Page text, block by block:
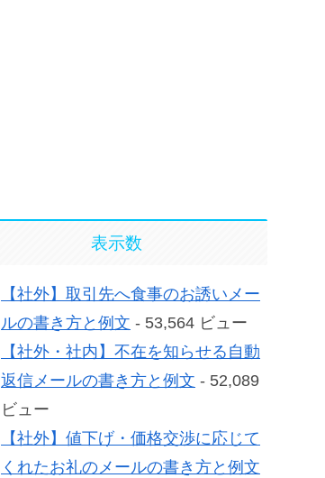
表示数
【社外】取引先へ食事のお誘いメー
ルの書き方と例文 - 53,564 ビュー
【社外・社内】不在を知らせる自動
返信メールの書き方と例文 - 52,089
ビュー
【社外】値下げ・価格交渉に応じて
くれたお礼のメールの書き方と例文